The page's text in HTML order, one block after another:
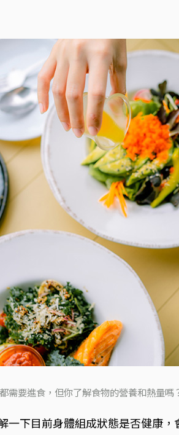
需要進食，但你了解食物的營養和熱量嗎
一下目前身體組成狀態是否健康